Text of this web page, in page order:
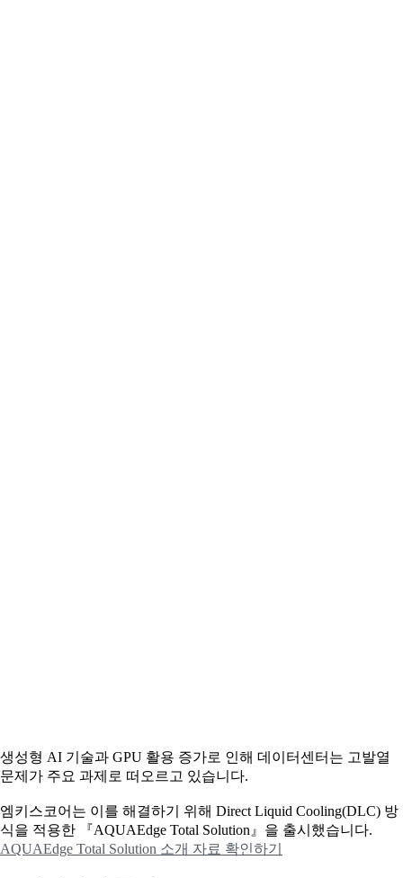
생성형 AI 기술과 GPU 활용 증가로 인해 데이터센터는 고발열
문제가 주요 과제로 떠오르고 있습니다.
엠키스코어는 이를 해결하기 위해 Direct Liquid Cooling(DLC) 방
식을 적용한 『AQUAEdge Total Solution』을 출시했습니다.
AQUAEdge Total Solution 소개 자료 확인하기